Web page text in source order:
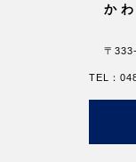
か
〒
TEL：